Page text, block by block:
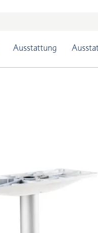
Ausstattung